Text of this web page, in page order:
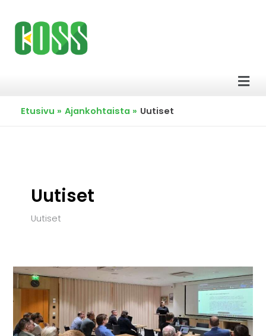
sisältöön
Etusivu Ajankohtaista Uutiset
Uutiset
Uutiset
Vuosikokous
päätti
hallituksen
kokoonpanosta